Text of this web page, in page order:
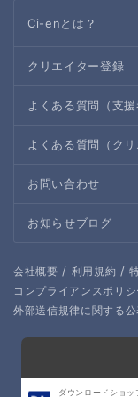
Ci-enとは？
クリエイター登録
よくある質問（支援
よくある質問（クリ
お問い合わせ
お知らせブログ
会社概要 / 利用規約 /
コンプライアンスポリシ
外部送信規律に関する公
ダウンロードショッ